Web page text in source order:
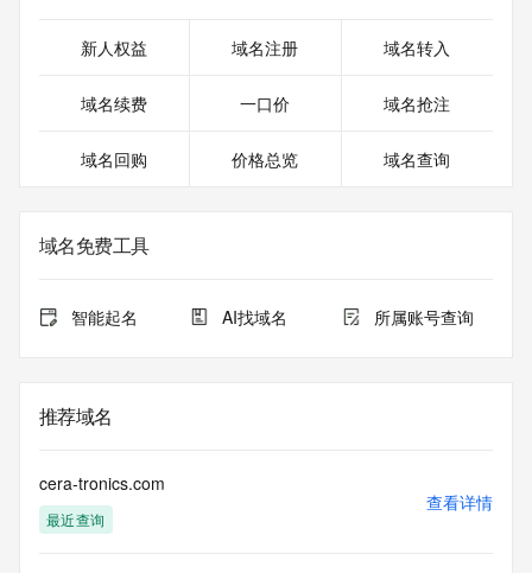
新人权益 域名注册 域名转入
域名续费 一口价 域名抢注
域名回购 价格总览 域名查询
域名免费工具
智能起名 AI找域名 所属账号查询
推荐域名
cera-tronics.com
最近查询
查看详情